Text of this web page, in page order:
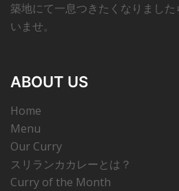
築地にて一息つきたくなりまし
いませ。
ABOUT US
Home
Menu
Our Curry
スリランカカレーとは？
Curry of the Month